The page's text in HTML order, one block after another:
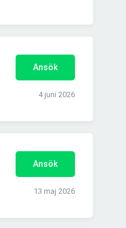
Ansök
4 juni 2026
Ansök
13 maj 2026